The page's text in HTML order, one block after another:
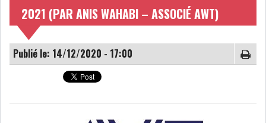
NOMINATIONS NOTATION
PRIVATISATION & OPV
INTERMÉDIAIRES
2021 (PAR ANIS WAHABI – ASSOCIÉ AWT)
Publié le: 14/12/2020 - 17:00